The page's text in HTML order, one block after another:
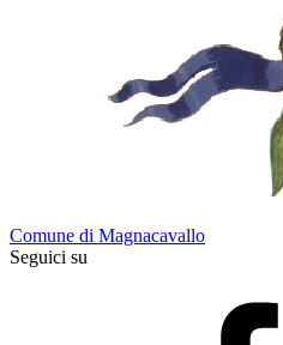
Comune di Magnacavallo
Seguici su